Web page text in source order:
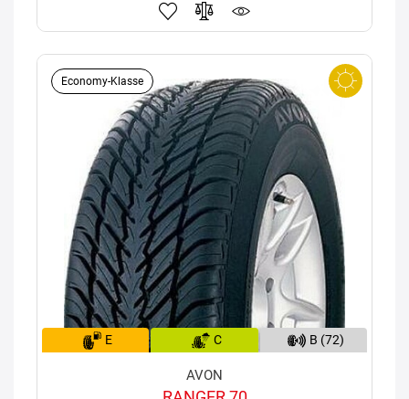
Economy-Klasse
E C B (72)
AVON